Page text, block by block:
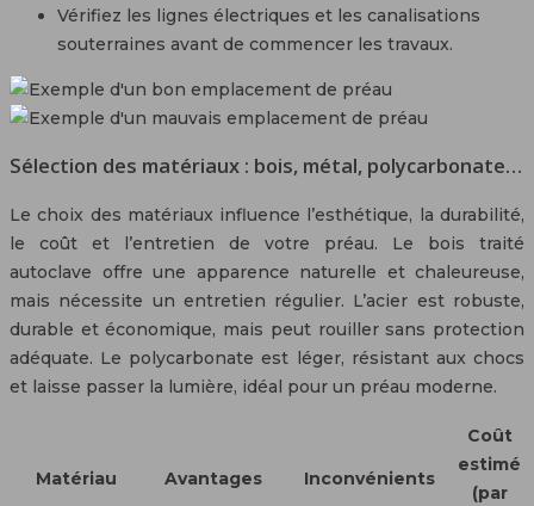
Vérifiez les lignes électriques et les canalisations
souterraines avant de commencer les travaux.
Sélection des matériaux : bois, métal, polycarbonate…
Le choix des matériaux influence l’esthétique, la durabilité,
le coût et l’entretien de votre préau. Le bois traité
autoclave offre une apparence naturelle et chaleureuse,
mais nécessite un entretien régulier. L’acier est robuste,
durable et économique, mais peut rouiller sans protection
adéquate. Le polycarbonate est léger, résistant aux chocs
et laisse passer la lumière, idéal pour un préau moderne.
Matériau Avantages Inconvénients
Coût
estimé
(par